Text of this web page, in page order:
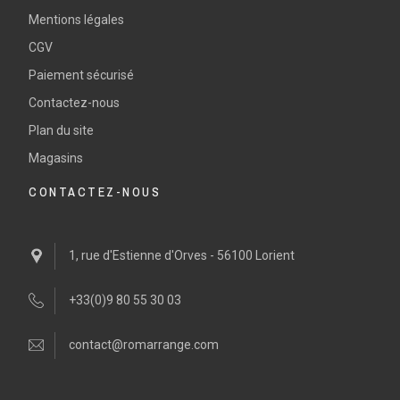
Mentions légales
CGV
Paiement sécurisé
Contactez-nous
Plan du site
Magasins
CONTACTEZ-NOUS
1, rue d'Estienne d'Orves - 56100 Lorient
+33(0)9 80 55 30 03
contact@romarrange.com